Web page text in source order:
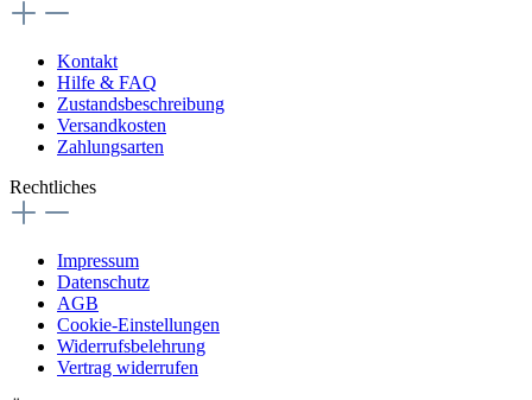
Kontakt
Hilfe & FAQ
Zustandsbeschreibung
Versandkosten
Zahlungsarten
Rechtliches
Impressum
Datenschutz
AGB
Cookie-Einstellungen
Widerrufsbelehrung
Vertrag widerrufen